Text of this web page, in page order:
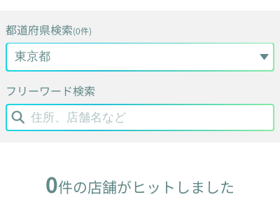
都道府県検索(0件)
フリーワード検索
0件の店舗がヒットしました